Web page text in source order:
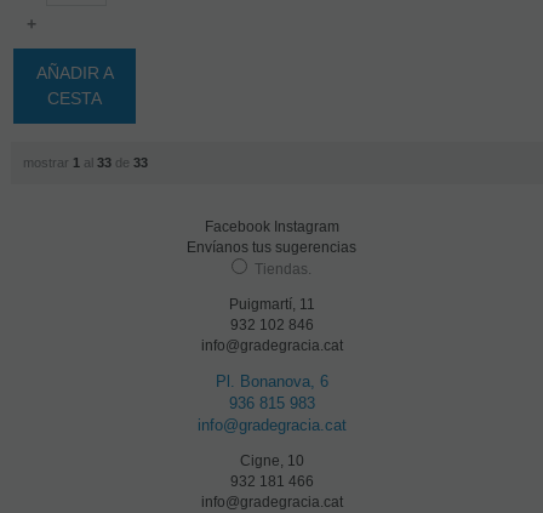
+
AÑADIR A
CESTA
mostrar 1 al 33de 33
Facebook Instagram
Envíanos tus sugerencias
Tiendas.
Puigmartí, 11
932 102 846
info@gradegracia.cat
Pl. Bonanova, 6
936 815 983
info@gradegracia.cat
Cigne, 10
932 181 466
info@gradegracia.cat